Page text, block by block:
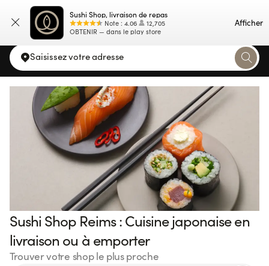
Sushi Shop, livraison de repas
Note : 4.06
12,705
OBTENIR — dans le play store
Afficher
Carte
Saisissez votre adresse
Sushi Shop Reims : Cuisine japonaise en
livraison ou à emporter
Trouver votre shop le plus proche